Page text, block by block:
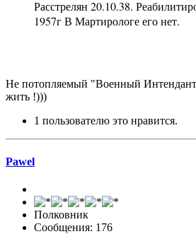
Расстрелян 20.10.38.
1957г В Мартирологе его нет.
Не потопляемый "Военный
жить !)))
1 пользователю это нравится.
Pawel
Полковник
Сообщения: 176